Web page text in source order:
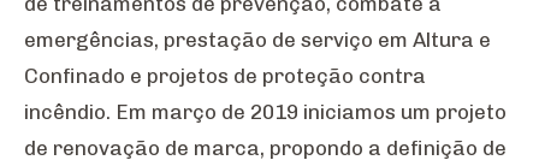
emergências, prestação de serviço em Altura e
Confinado e projetos de proteção contra
incêndio. Em março de 2019 iniciamos um projeto
de renovação de marca, propondo a definição de